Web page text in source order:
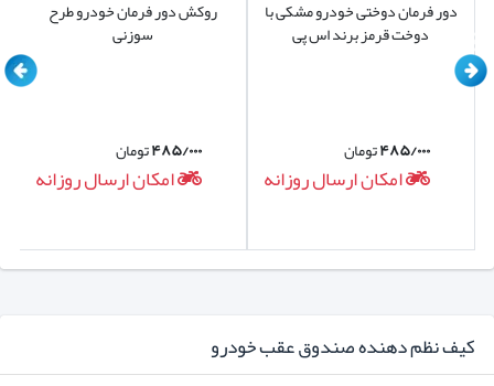
روکش دور فرمان خودرو طرح
سوزنی
۴۸۵/۰۰۰تومان
امکان ارسال روزانه
دور فرمان دوختی خودرو مشکی با
دوخت قرمز برند اس پی
۴۸۵/۰۰۰تومان
امکان ارسال روزانه
کیف نظم دهنده صندوق عقب خودرو